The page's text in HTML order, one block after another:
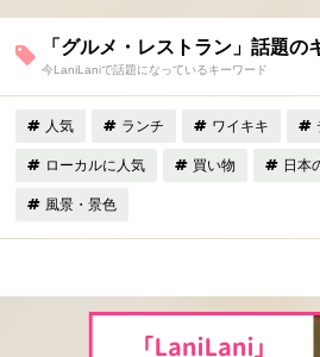
「グルメ・レストラン」話題の
今LaniLaniで話題になっているキーワード
人気 ランチ ワイキキ
ローカルに人気 買い物 日本
風景・景色